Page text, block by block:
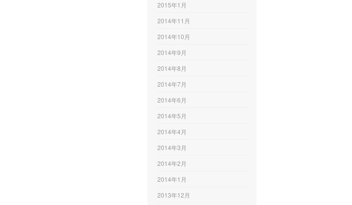
2015年1月
2014年11月
2014年10月
2014年9月
2014年8月
2014年7月
2014年6月
2014年5月
2014年4月
2014年3月
2014年2月
2014年1月
2013年12月